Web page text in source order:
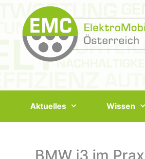
Aktuelles Wissen
BMW i3 im